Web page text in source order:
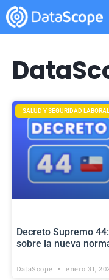
SALUD Y SEGURIDAD LABORAL
Decreto Supremo
sobre la nueva
DataScope enero 31,